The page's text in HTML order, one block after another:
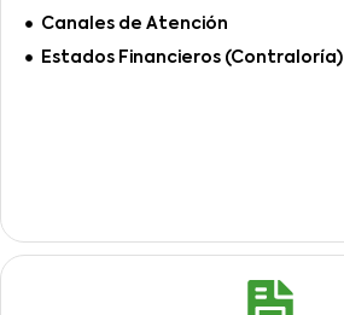
Canales de Atención
Estados Financieros (Contraloría)